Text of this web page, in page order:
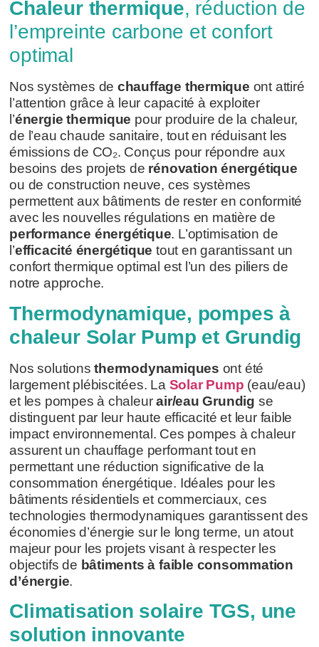
Chaleur thermique, réduction de
l’empreinte carbone et confort
optimal
Nos systèmes de chauffage thermique ont attiré
l’attention grâce à leur capacité à exploiter
l’énergie thermique pour produire de la chaleur,
de l’eau chaude sanitaire, tout en réduisant les
émissions de CO₂. Conçus pour répondre aux
besoins des projets de rénovation énergétique
ou de construction neuve, ces systèmes
permettent aux bâtiments de rester en conformité
avec les nouvelles régulations en matière de
performance énergétique. L’optimisation de
l’efficacité énergétique tout en garantissant un
confort thermique optimal est l’un des piliers de
notre approche.
Thermodynamique, pompes à
chaleur Solar Pump et Grundig
Nos solutionsthermodynamiques ont été
largement plébiscitées. La Solar Pump (eau/eau)
et les pompes à chaleurair/eau Grundig se
distinguent par leur haute efficacité et leur faible
impact environnemental. Ces pompes à chaleur
assurent un chauffage performant tout en
permettant une réduction significative de la
consommation énergétique. Idéales pour les
bâtiments résidentiels et commerciaux, ces
technologies thermodynamiques garantissent des
économies d’énergie sur le long terme, un atout
majeur pour les projets visant à respecter les
objectifs de bâtiments à faible consommation
d’énergie.
Climatisation solaire TGS, une
solution innovante